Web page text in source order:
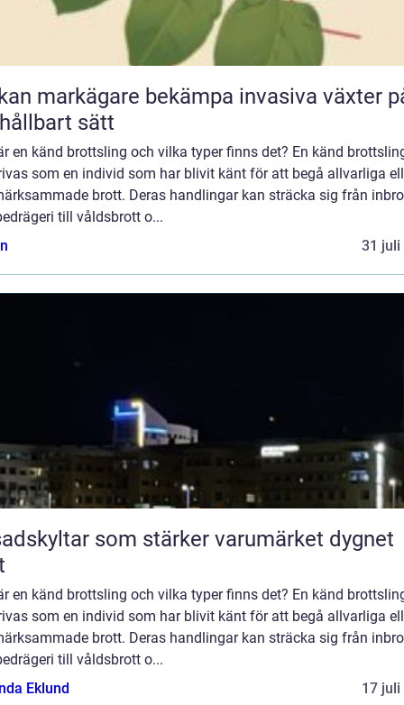
markägare bekämpa invasiva växter
sätt
en känd brottsling och vilka typer finns det? En känd
som en individ som har blivit känt för att begå allvarliga
brott. Deras handlingar kan sträcka sig från
till våldsbrott o...
31 juli
som stärker varumärket dygnet
en känd brottsling och vilka typer finns det? En känd
som en individ som har blivit känt för att begå allvarliga
brott. Deras handlingar kan sträcka sig från
till våldsbrott o...
Eklund
17 juli